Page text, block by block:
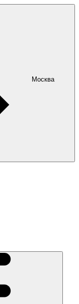
Москва